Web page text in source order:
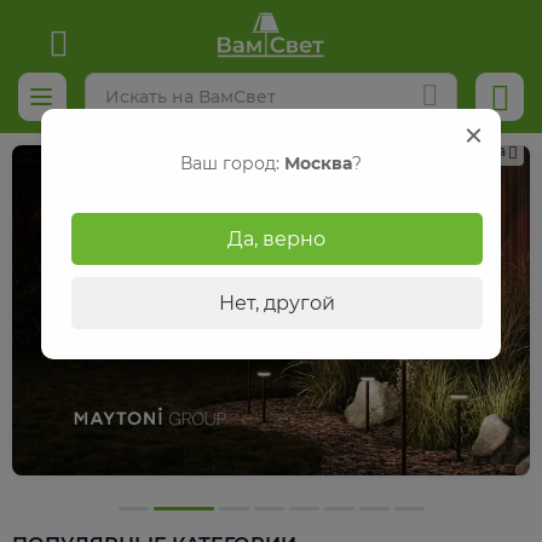
Реклама
Ваш город: Москва?
Да, верно
Нет, другой